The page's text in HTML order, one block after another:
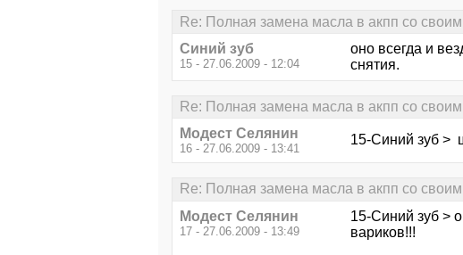
Re: Полная замена масла в акпп со
Синий зуб
15 - 27.06.2009 - 12:04
оно всегда и
снятия.
Re: Полная замена масла в акпп со
Модест Селянин
16 - 27.06.2009 - 13:41
15-Синий зуб >
Re: Полная замена масла в акпп со
Модест Селянин
17 - 27.06.2009 - 13:49
15-Синий зуб >
вариков!!!